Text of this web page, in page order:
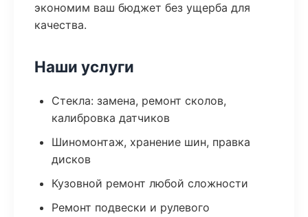
экономим ваш бюджет без ущерба для
качества.
Наши услуги
Стекла: замена, ремонт сколов,
калибровка датчиков
Шиномонтаж, хранение шин, правка
дисков
Кузовной ремонт любой сложности
Ремонт подвески и рулевого